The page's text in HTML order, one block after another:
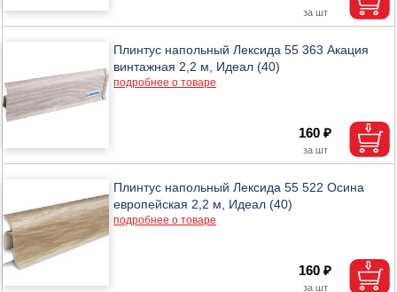
Плинтус напольный Лексида 55 363 Акация
винтажная 2,2 м, Идеал (40)
подробнее о товаре
160 ₽
Плинтус напольный Лексида 55 522 Осина
европейская 2,2 м, Идеал (40)
подробнее о товаре
160 ₽